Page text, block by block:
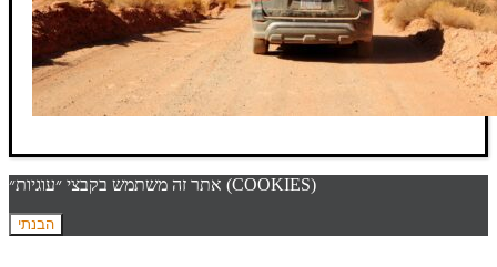
אתר זה משתמש בקבצי ״עוגיות״ (COOKIES)
הבנתי